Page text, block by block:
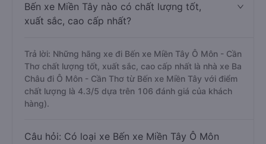
Bến xe Miền Tây nào có chất lượng tốt,
xuất sắc, cao cấp nhất?
Trả lời: Những hãng xe đi Bến xe Miền Tây Ô Môn - Cần
Thơ chất lượng tốt, xuất sắc, cao cấp nhất là nhà xe Ba
Châu đi Ô Môn - Cần Thơ từ Bến xe Miền Tây với điểm
chất lượng là 4.3/5 dựa trên 106 đánh giá của khách
hàng).
Câu hỏi: Có loại xe Bến xe Miền Tây Ô Môn